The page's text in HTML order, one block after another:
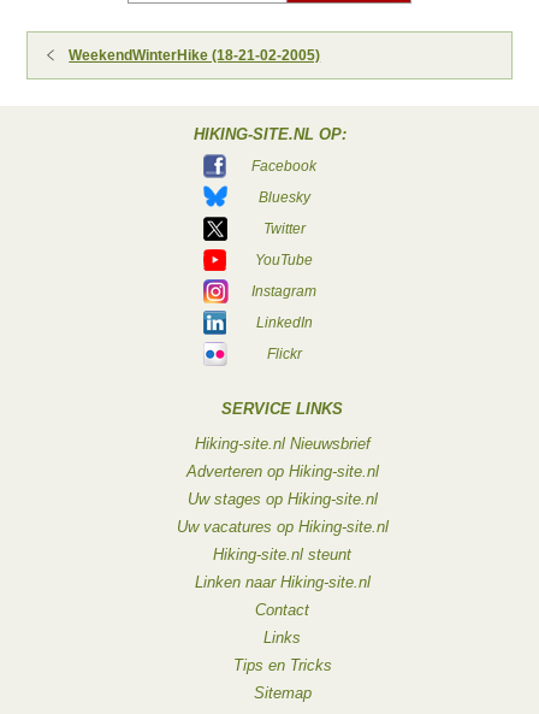
WeekendWinterHike (18-21-02-2005)
HIKING-SITE.NL OP:
Facebook
Bluesky
Twitter
YouTube
Instagram
LinkedIn
Flickr
SERVICE LINKS
Hiking-site.nl Nieuwsbrief
Adverteren op Hiking-site.nl
Uw stages op Hiking-site.nl
Uw vacatures op Hiking-site.nl
Hiking-site.nl steunt
Linken naar Hiking-site.nl
Contact
Links
Tips en Tricks
Sitemap